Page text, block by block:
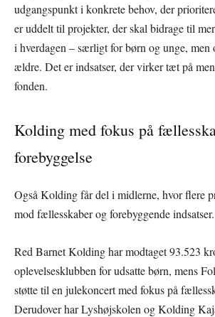
udgangspunkt i konkrete behov, der
er uddelt til projekter, der skal bidrage til
i hverdagen – særligt for børn og unge, men
ældre. Det er indsatser, der virker tæt på
fonden.
Kolding med fokus på
forebyggelse
Også Kolding får del i midlerne, hvor flere
mod fællesskaber og forebyggende indsatser.
Red Barnet Kolding har modtaget 93.523
oplevelsesklubben for udsatte børn, mens
støtte til en julekoncert med fokus på
Derudover har Lyshøjskolen og Kolding